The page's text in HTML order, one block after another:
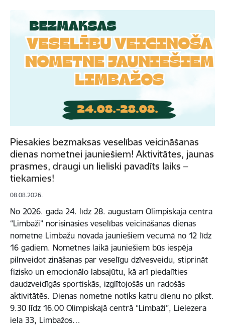
Piesakies bezmaksas veselības veicināšanas
dienas nometnei jauniešiem! Aktivitātes, jaunas
prasmes, draugi un lieliski pavadīts laiks –
tiekamies!
08.08.2026.
No 2026. gada 24. līdz 28. augustam Olimpiskajā centrā
“Limbaži” norisināsies veselības veicināšanas dienas
nometne Limbažu novada jauniešiem vecumā no 12 līdz
16 gadiem. Nometnes laikā jauniešiem būs iespēja
pilnveidot zināšanas par veselīgu dzīvesveidu, stiprināt
fizisko un emocionālo labsajūtu, kā arī piedalīties
daudzveidīgās sportiskās, izglītojošās un radošās
aktivitātēs. Dienas nometne notiks katru dienu no plkst.
9.30 līdz 16.00 Olimpiskajā centrā “Limbaži”, Lielezera
iela 33, Limbažos…